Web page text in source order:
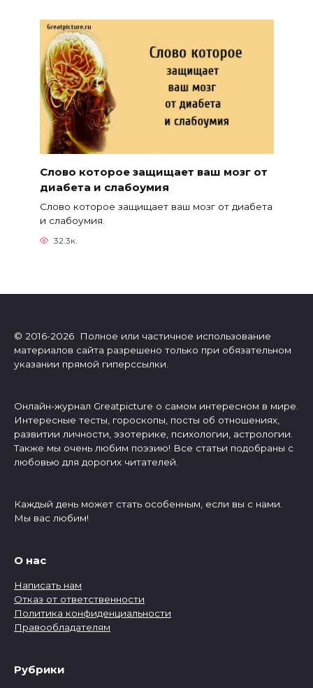
Слово которое защищает ваш мозг от
диабета и слабоумия
Слово которое защищает ваш мозг от диабета
и слабоумия.
32.3к.
© 2016-2026 Полное или частичное использование
материалов сайта разрешено только при обязательном
указании прямой гиперссылки.
Онлайн-журнал Greatpicture о самом интересном в мире.
Интересные тесты, гороскопы, посты об отношениях,
развитии личности, эзотерике, психологии, астрологии.
Также мы очень любим поэзию! Все статьи подобраны с
любовью для дорогих читателей.
Каждый день может стать особенным, если вы с нами.
Мы вас любим!
О нас
Написать нам
Отказ от ответственности
Политика конфиденциальности
Правообладателям
Рубрики